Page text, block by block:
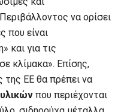
να ορίσει
που είναι
και για τις
κλίμακα». Επίσης,
της ΕΕ θα πρέπει να
που περιέχονται